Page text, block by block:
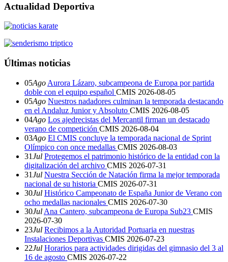
Actualidad Deportiva
Últimas noticias
05Ago Aurora Lázaro, subcampeona de Europa por partida
doble con el equipo español CMIS 2026-08-05
05Ago Nuestros nadadores culminan la temporada destacando
en el Andaluz Junior y Absoluto CMIS 2026-08-05
04Ago Los ajedrecistas del Mercantil firman un destacado
verano de competición CMIS 2026-08-04
03Ago El CMIS concluye la temporada nacional de Sprint
Olímpico con once medallas CMIS 2026-08-03
31Jul Protegemos el patrimonio histórico de la entidad con la
digitalización del archivo CMIS 2026-07-31
31Jul Nuestra Sección de Natación firma la mejor temporada
nacional de su historia CMIS 2026-07-31
30Jul Histórico Campeonato de España Junior de Verano con
ocho medallas nacionales CMIS 2026-07-30
30Jul Ana Cantero, subcampeona de Europa Sub23 CMIS
2026-07-30
23Jul Recibimos a la Autoridad Portuaria en nuestras
Instalaciones Deportivas CMIS 2026-07-23
22Jul Horarios para actividades dirigidas del gimnasio del 3 al
16 de agosto CMIS 2026-07-22